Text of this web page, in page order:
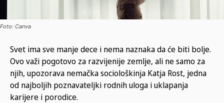
Foto: Canva
Svet ima sve manje dece i nema naznaka da će biti bolje.
Ovo važi pogotovo za razvijenije zemlje, ali ne samo za
njih, upozorava nemačka sociološkinja Katja Rost, jedna
od najboljih poznavateljki rodnih uloga i uklapanja
karijere i porodice.